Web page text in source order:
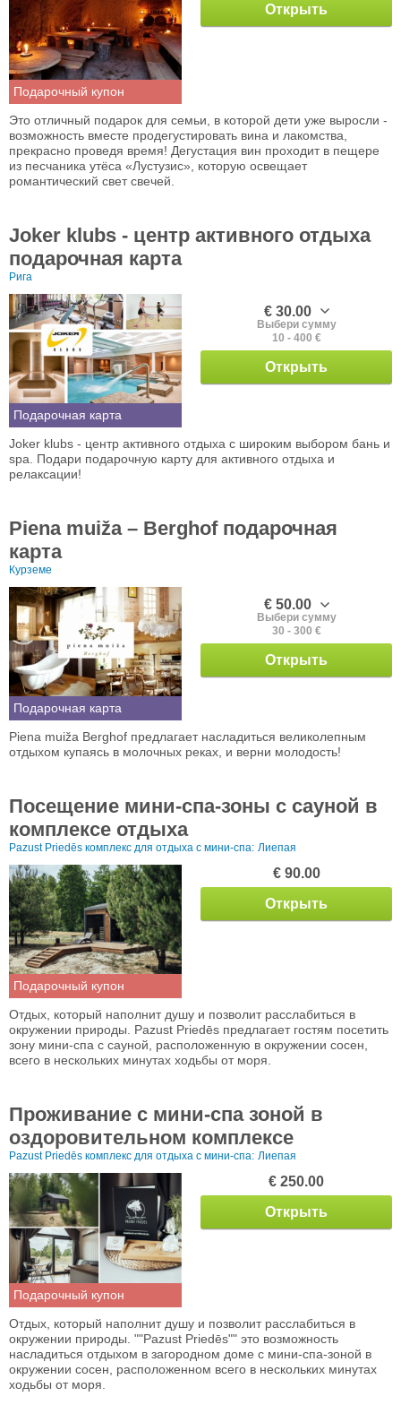
Подарочный купон
Открыть
Это отличный подарок для семьи, в которой дети уже выросли -
возможность вместе продегустировать вина и лакомства,
прекрасно проведя время! Дегустация вин проходит в пещере
из песчаника утёса «Лустузис», которую освещает
романтический свет свечей.
Joker klubs - центр активного отдыха
подарочная карта
Рига
Подарочная карта
€ 30.00
Выбери сумму
10 - 400 €
Открыть
Joker klubs - центр активного отдыха с широким выбором бань и
spa. Подари подарочную карту для активного отдыха и
релаксации!
Piena muiža – Berghof подарочная
карта
Курземе
Подарочная карта
€ 50.00
Выбери сумму
30 - 300 €
Открыть
Piena muiža Berghof предлагает насладиться великолепным
отдыхом купаясь в молочных реках, и верни молодость!
Посещение мини-спа-зоны с сауной в
комплексе отдыха
Pazust Priedēs комплекс для отдыха с мини-спа: Лиепая
Подарочный купон
€ 90.00
Открыть
Отдых, который наполнит душу и позволит расслабиться в
окружении природы. Pazust Priedēs предлагает гостям посетить
зону мини-спа с сауной, расположенную в окружении сосен,
всего в нескольких минутах ходьбы от моря.
Проживание с мини-спа зоной в
оздоровительном комплексе
Pazust Priedēs комплекс для отдыха с мини-спа: Лиепая
Подарочный купон
€ 250.00
Открыть
Отдых, который наполнит душу и позволит расслабиться в
окружении природы. ""Pazust Priedēs"" это возможность
насладиться отдыхом в загородном доме с мини-спа-зоной в
окружении сосен, расположенном всего в нескольких минутах
ходьбы от моря.